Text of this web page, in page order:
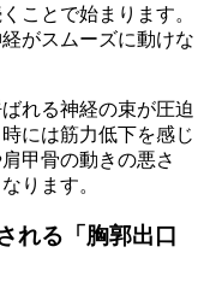
ことで始まります。
がスムーズに動けな
れる神経の束が圧迫
には筋力低下を感じ
甲骨の動きの悪さ
ります。
れる「胸郭出口